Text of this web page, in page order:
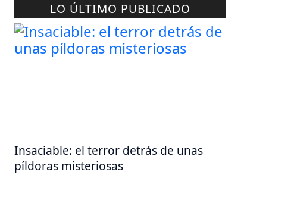
LO ÚLTIMO PUBLICADO
Insaciable: el terror detrás de unas
píldoras misteriosas